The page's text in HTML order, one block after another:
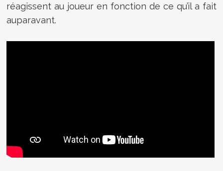
réagissent au joueur en fonction de ce qu’il a fait
auparavant.